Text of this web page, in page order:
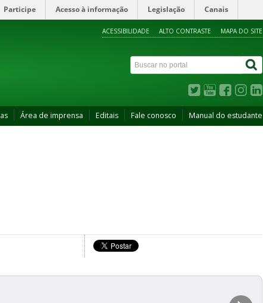
Participe Acesso à informação Legislação Canais
ACESSIBILIDADE ALTO CONTRASTE MAPA DO SITE
Área de imprensa Editais Fale conosco Manual do estudante